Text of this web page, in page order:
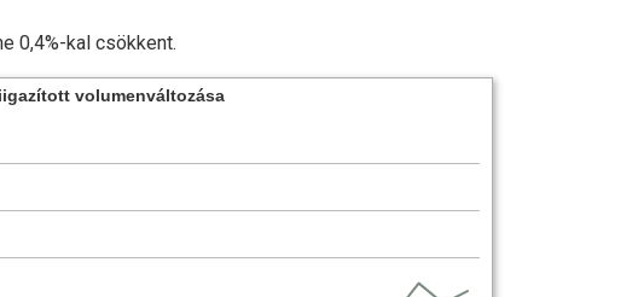
0,4%-kal csökkent.
volumenváltozása